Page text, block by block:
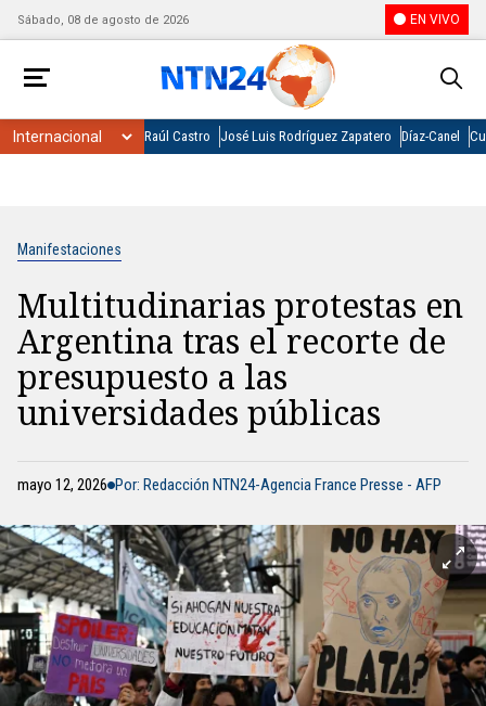
Sábado, 08 de agosto de 2026 EN VIVO
Raúl Castro José Luis Rodríguez Zapatero Díaz-Canel
Manifestaciones
Multitudinarias protestas en
Argentina tras el recorte de
presupuesto a las
universidades públicas
mayo 12, 2026 Por: Redacción NTN24-Agencia France Presse - AFP